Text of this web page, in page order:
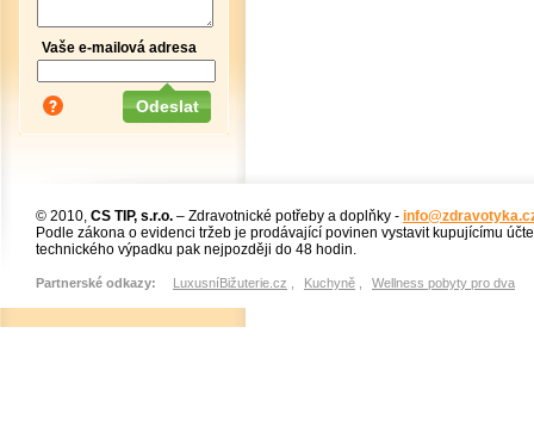
Vaše e-mailová adresa
© 2010, CS TIP, s.r.o. – Zdravotnické potřeby a doplňky -
Podle zákona o evidenci tržeb je prodávající povinen vystavit kupujícímu
technického výpadku pak nejpozději do 48 hodin.
Partnerské odkazy: LuxusníBižuterie.cz Kuchyně Wellness pobyty pro dva